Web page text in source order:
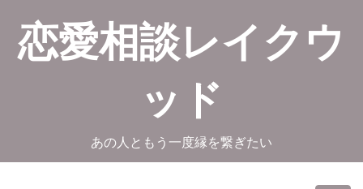
恋愛相談レイクウ
ッド
あの人ともう一度縁を繋ぎたい